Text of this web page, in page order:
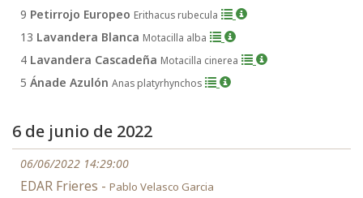
9 Petirrojo Europeo Erithacus rubecula
13 Lavandera Blanca Motacilla alba
4 Lavandera Cascadeña Motacilla cinerea
5 Ánade Azulón Anas platyrhynchos
6 de junio de 2022
06/06/2022 14:29:00
EDAR Frieres - Pablo Velasco Garcia